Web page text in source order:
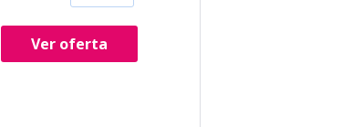
Ver oferta